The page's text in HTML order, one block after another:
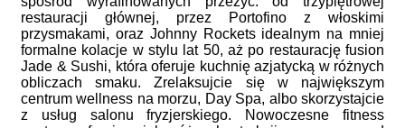
restauracji głównej, przez Portofino z włoskimi
przysmakami, oraz Johnny Rockets idealnym na mniej
formalne kolacje w stylu lat 50, aż po restaurację fusion
Jade & Sushi, która oferuje kuchnię azjatycką w różnych
obliczach smaku. Zrelaksujcie się w największym
centrum wellness na morzu, Day Spa, albo skorzystajcie
z usług salonu fryzjerskiego. Nowoczesne fitness